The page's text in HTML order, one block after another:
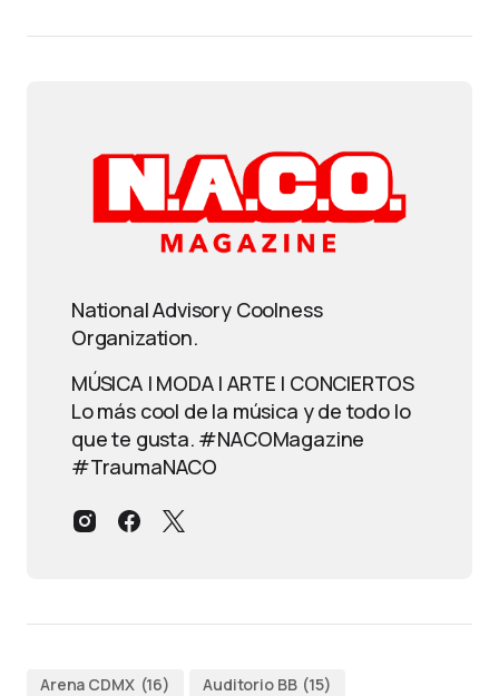
National Advisory Coolness
Organization.
MÚSICA | MODA | ARTE | CONCIERTOS
Lo más cool de la música y de todo lo
que te gusta. #NACOMagazine
#TraumaNACO
Arena CDMX (16) Auditorio BB (15)